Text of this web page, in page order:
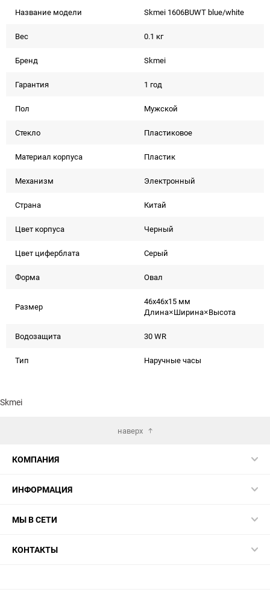
Название модели Skmei 1606BUWT blue/white
Вес 0.1 кг
Бренд Skmei
Гарантия 1 год
Пол Мужской
Стекло Пластиковое
Материал корпуса Пластик
Механизм Электронный
Страна Китай
Цвет корпуса Черный
Цвет циферблата Серый
Форма Овал
Размер
46x46x15 мм
Длина×Ширина×Высота
Водозащита 30 WR
Тип Наручные часы
Skmei
наверх
КОМПАНИЯ
ИНФОРМАЦИЯ
МЫ В СЕТИ
КОНТАКТЫ